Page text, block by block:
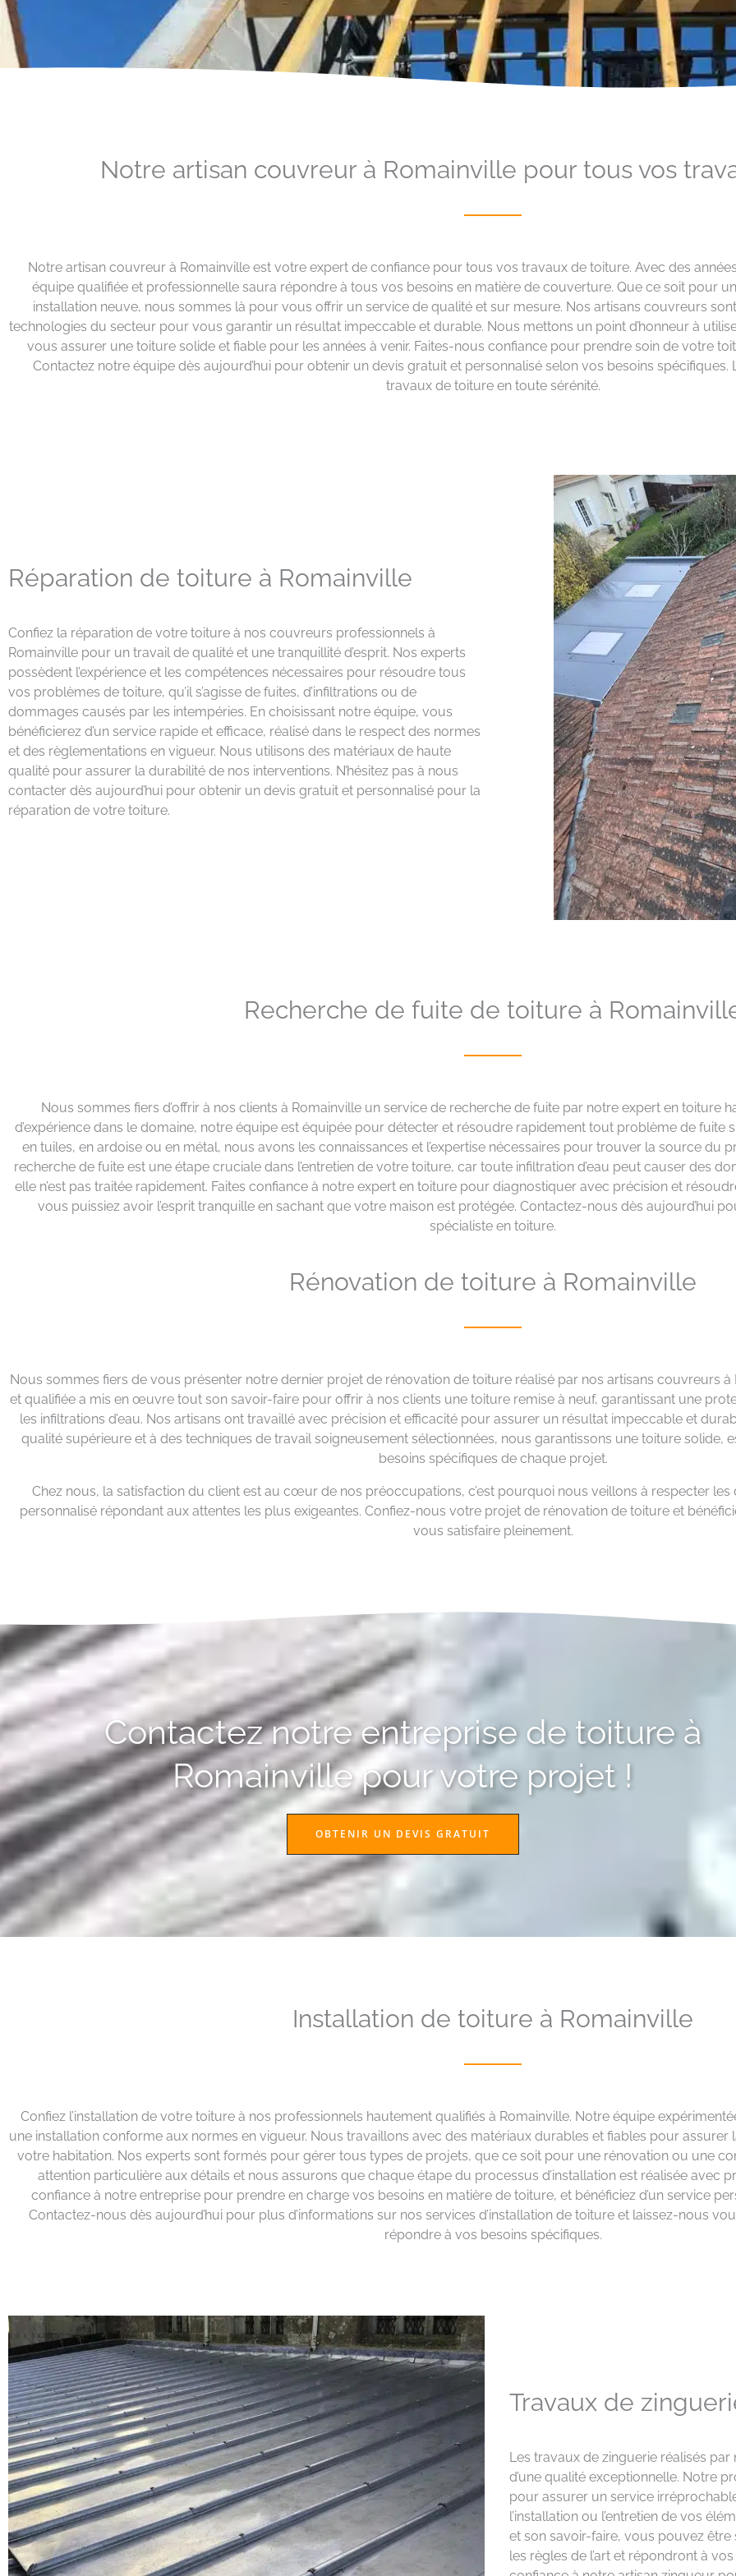
Notre artisan couvreur à Romainville pour tous vos
Notre artisan couvreur à Romainville est votre expert de confiance pour tous vos travaux de toiture. Avec des
équipe qualifiée et professionnelle saura répondre à tous vos besoins en matière de couverture. Que ce soit pour
installation neuve, nous sommes là pour vous offrir un service de qualité et sur mesure. Nos artisans couvreurs
technologies du secteur pour vous garantir un résultat impeccable et durable. Nous mettons un point d’honneur à
vous assurer une toiture solide et fiable pour les années à venir. Faites-nous confiance pour prendre soin de votre
Contactez notre équipe dès aujourd’hui pour obtenir un devis gratuit et personnalisé selon vos besoins
travaux de toiture en toute sérénité.
Réparation de toiture à Romainville
Confiez la réparation de votre toiture à nos couvreurs professionnels à
Romainville pour un travail de qualité et une tranquillité d’esprit. Nos experts
possèdent l’expérience et les compétences nécessaires pour résoudre tous
vos problèmes de toiture, qu’il s’agisse de fuites, d’infiltrations ou de
dommages causés par les intempéries. En choisissant notre équipe, vous
bénéficierez d’un service rapide et efficace, réalisé dans le respect des normes
et des règlementations en vigueur. Nous utilisons des matériaux de haute
qualité pour assurer la durabilité de nos interventions. N’hésitez pas à nous
contacter dès aujourd’hui pour obtenir un devis gratuit et personnalisé pour la
réparation de votre toiture.
Recherche de fuite de toiture à
Nous sommes fiers d’offrir à nos clients à Romainville un service de recherche de fuite par notre expert en toiture
d’expérience dans le domaine, notre équipe est équipée pour détecter et résoudre rapidement tout problème de fuite
en tuiles, en ardoise ou en métal, nous avons les connaissances et l’expertise nécessaires pour trouver la source du
recherche de fuite est une étape cruciale dans l’entretien de votre toiture, car toute infiltration d’eau peut causer des
elle n’est pas traitée rapidement. Faites confiance à notre expert en toiture pour diagnostiquer avec précision et
vous puissiez avoir l’esprit tranquille en sachant que votre maison est protégée. Contactez-nous dès aujourd’hui
spécialiste en toiture.
Rénovation de toiture à Romainville
Nous sommes fiers de vous présenter notre dernier projet de rénovation de toiture réalisé par nos artisans couvreurs
et qualifiée a mis en œuvre tout son savoir-faire pour offrir à nos clients une toiture remise à neuf, garantissant une
les infiltrations d’eau. Nos artisans ont travaillé avec précision et efficacité pour assurer un résultat impeccable et
qualité supérieure et à des techniques de travail soigneusement sélectionnées, nous garantissons une toiture solide,
besoins spécifiques de chaque projet.
Chez nous, la satisfaction du client est au cœur de nos préoccupations, c’est pourquoi nous veillons à respecter
personnalisé répondant aux attentes les plus exigeantes. Confiez-nous votre projet de rénovation de toiture et
vous satisfaire pleinement.
Contactez notre entreprise de toiture à
Romainville pour votre projet !
OBTENIR UN DEVIS GRATUIT
Installation de toiture à Romainville
Confiez l’installation de votre toiture à nos professionnels hautement qualifiés à Romainville. Notre équipe
une installation conforme aux normes en vigueur. Nous travaillons avec des matériaux durables et fiables pour
votre habitation. Nos experts sont formés pour gérer tous types de projets, que ce soit pour une rénovation ou une
attention particulière aux détails et nous assurons que chaque étape du processus d’installation est réalisée avec
confiance à notre entreprise pour prendre en charge vos besoins en matière de toiture, et bénéficiez d’un service
Contactez-nous dès aujourd’hui pour plus d’informations sur nos services d’installation de toiture et laissez-nous
répondre à vos besoins spécifiques.
Travaux de
Les travaux de zinguerie réalisés
d’une qualité exceptionnelle. Notre
pour assurer un service
l’installation ou l’entretien de vos
et son savoir-faire, vous pouvez
les règles de l’art et répondront à